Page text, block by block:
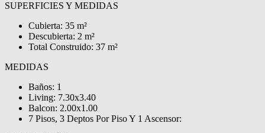
SUPERFICIES Y MEDIDAS
Cubierta: 35 m²
Descubierta: 2 m²
Total Construido: 37 m²
MEDIDAS
Baños: 1
Living: 7.30x3.40
Balcon: 2.00x1.00
7 Pisos, 3 Deptos Por Piso Y 1 Ascensor: